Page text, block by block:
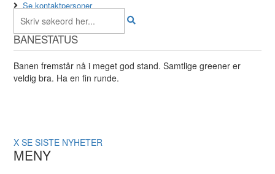
Se kontaktpersoner
BANESTATUS
Banen fremstår nå i meget god stand. Samtlige greener er
veldig bra. Ha en fin runde.
X SE SISTE NYHETER
MENY